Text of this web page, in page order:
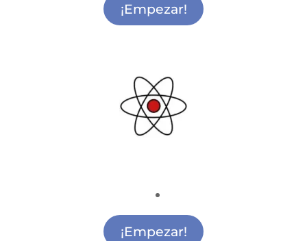
¡Empezar!
Actividades de Ciencia y Tecnología Ciudad
¡Empezar!